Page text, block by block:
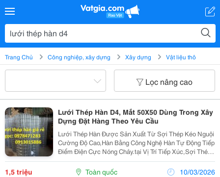
Trang Chủ Công nghiệp, xây dựng Xây dựng Vật liệu thô
Lọc nâng cao
Lưới Thép Hàn D4, Mắt 50X50 Dùng Trong Xây
Dựng Đặt Hàng Theo Yêu Cầu
Lưới Thép Hàn Được Sản Xuất Từ Sợi Thép Kéo Nguội
Cường Độ Cao,Hàn Bằng Công Nghệ Hàn Tự Động Tiếp
Điểm Điện Cực Nóng Chảy.tại Vị Trí Tiếp Xúc,Sợi Thép
Chảy Ra Dính Vào Nhau Tạo Thành Một Khối Đồng Nhất
Không Làm Ảnh Hưởng Đến Cường Độ,Tiết Diện Chịu...
1,5 triệu Toàn quốc 10/03/2026